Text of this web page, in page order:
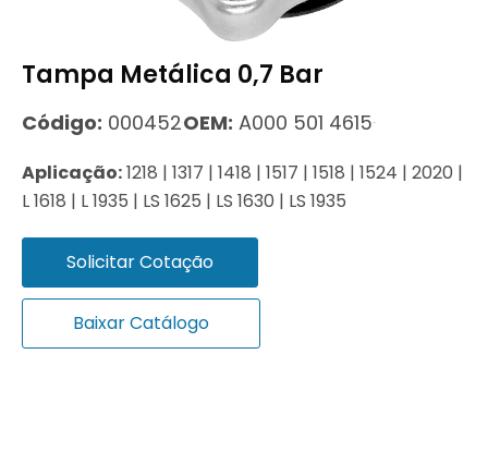
Tampa Metálica 0,7 Bar
Código: 000452OEM: A000 501 4615
Aplicação:1218 | 1317 | 1418 | 1517 | 1518 | 1524 | 2020 |
L 1618 | L 1935 | LS 1625 | LS 1630 | LS 1935
Solicitar Cotação
Baixar Catálogo